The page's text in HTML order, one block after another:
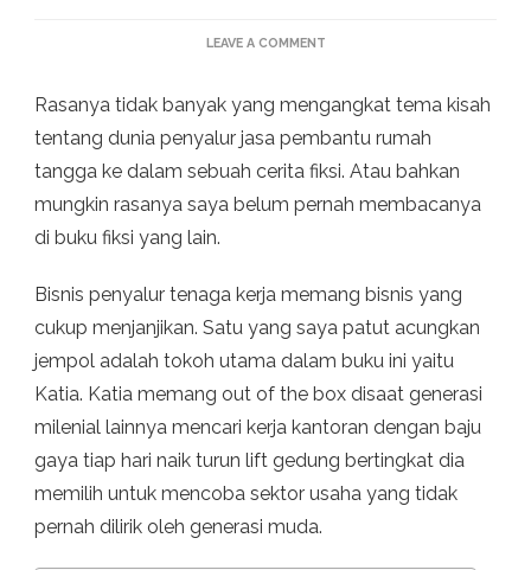
LEAVE A COMMENTON
TENAGA
DAN
LIKA-
SELUK
DALAMNYA
Rasanya tidak banyak yang mengangkat tema kisah
tentang dunia penyalur jasa pembantu rumah
tangga ke dalam sebuah cerita fiksi. Atau bahkan
mungkin rasanya saya belum pernah membacanya
di buku fiksi yang lain.
Bisnis penyalur tenaga kerja memang bisnis yang
cukup menjanjikan. Satu yang saya patut acungkan
jempol adalah tokoh utama dalam buku ini yaitu
Katia. Katia memang out of the box disaat generasi
milenial lainnya mencari kerja kantoran dengan baju
gaya tiap hari naik turun lift gedung bertingkat dia
memilih untuk mencoba sektor usaha yang tidak
pernah dilirik oleh generasi muda.